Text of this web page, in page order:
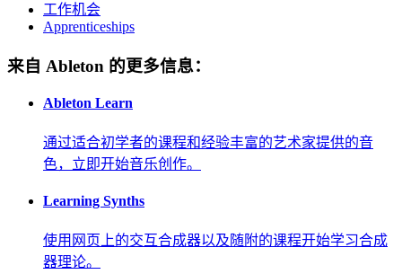
工作机会
Apprenticeships
来自 Ableton 的更多信息：
Ableton Learn
通过适合初学者的课程和经验丰富的艺术家提供的音
色，立即开始音乐创作。
Learning Synths
使用网页上的交互合成器以及随附的课程开始学习合成
器理论。